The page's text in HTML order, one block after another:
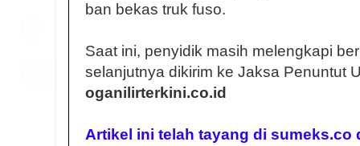
ban bekas truk fuso.
Saat ini, penyidik masih melengkapi
selanjutnya dikirim ke Jaksa Penuntut
oganilirterkini.co.id
Artikel ini telah tayang di sumeks.co